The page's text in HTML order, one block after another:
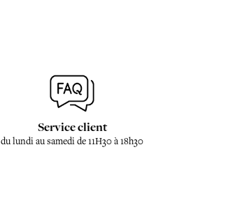
Service client
du lundi au samedi de 11H30 à 18h30